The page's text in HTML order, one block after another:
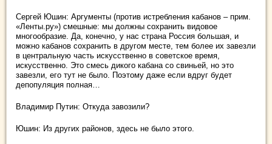
Сергей Юшин: Аргументы (против истребления кабанов – прим.
«Ленты.ру») смешные: мы должны сохранить видовое
многообразие. Да, конечно, у нас страна Россия большая, и
можно кабанов сохранить в другом месте, тем более их завезли
в центральную часть искусственно в советское время,
искусственно. Это смесь дикого кабана со свиньей, но это
завезли, его тут не было. Поэтому даже если вдруг будет
депопуляция полная…
Владимир Путин: Откуда завозили?
Юшин: Из других районов, здесь не было этого.